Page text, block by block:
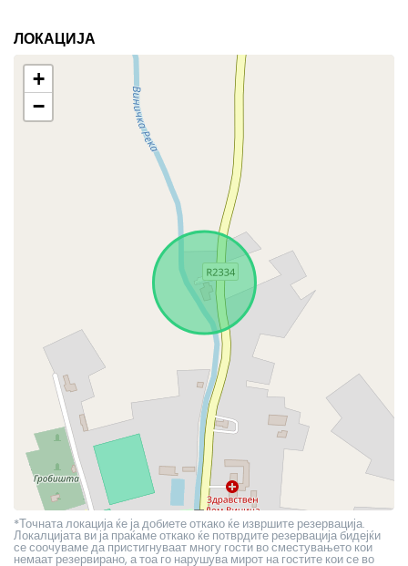
ЛОКАЦИЈА
+
−
*Точната локација ќе ја добиете откако ќе извршите резервација.
Локалцијата ви ја праќаме откако ќе потврдите резервација бидејќи
се соочуваме да пристигнуваат многу гости во сместувањето кои
немаат резервирано, а тоа го нарушува мирот на гостите кои се во